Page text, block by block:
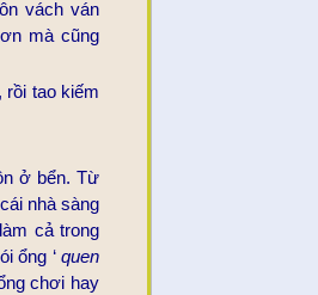
vách ván
mà cũng
rồi tao kiếm
ở bển. Từ
nhà sàng
cả trong
ổng ‘ quen
chơi hay